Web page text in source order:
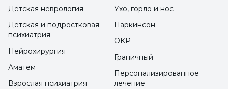
область нейрохирургии, "хирургия
основания черепа", выполняется с высоким
уровнем успеха. Все виды лечения
планируются после операции на основании
черепа.
Детская неврология
Ухо, горло и нос
Детская и подростковая
психиатрия
Нейрохирургия
Аматем
Взрослая психиатрия
Паркинсон
ОКР
Граничный
Персонализированное
лечение